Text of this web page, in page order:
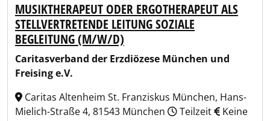
MUSIKTHERAPEUT ODER ERGOTHERAPEUT ALS
STELLVERTRETENDE LEITUNG SOZIALE
BEGLEITUNG (M/W/D)
Caritasverband der Erzdiözese München und
Freising e.V.
Caritas Altenheim St. Franziskus München, Hans-
Mielich-Straße 4, 81543 München
Teilzeit
Keine